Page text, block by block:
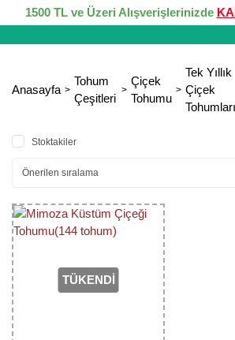
1500 TL ve Üzeri Alışverişlerinizde
Anasayfa
Tohum
Çeşitleri
Çiçek
Tohumu
Tek Yıllık
Çiçek
Tohumları
Stoktakiler
TÜKENDİ